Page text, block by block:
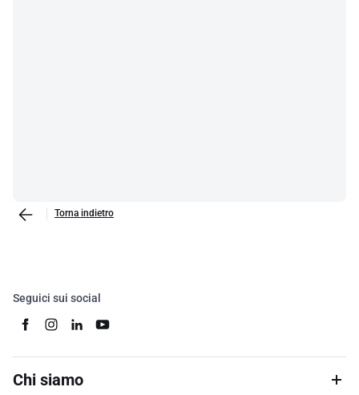
Torna indietro
Seguici sui social
Chi siamo